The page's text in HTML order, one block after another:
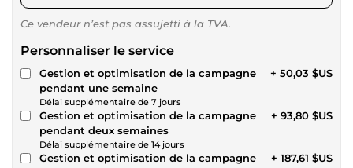
Ce vendeur n’est pas assujetti à la TVA.
Personnaliser le service
Gestion et optimisation de la campagne
pendant une semaine
Délai supplémentaire de 7 jours
+ 50,03 $US
Gestion et optimisation de la campagne
pendant deux semaines
Délai supplémentaire de 14 jours
+ 93,80 $US
Gestion et optimisation de la campagne
+ 187,61 $US